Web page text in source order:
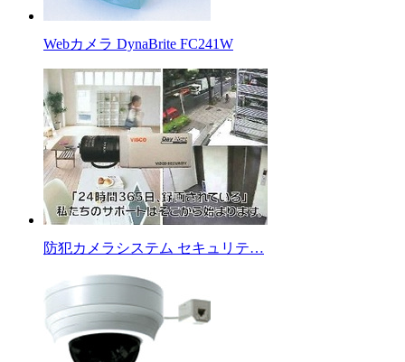
Webカメラ DynaBrite FC241W
防犯カメラシステム セキュリテ…